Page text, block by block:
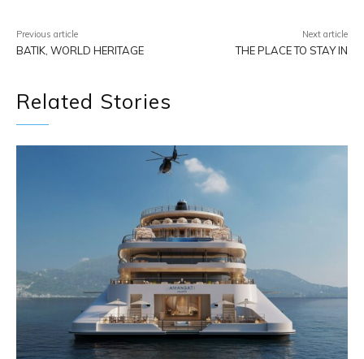
Previous article
BATIK, WORLD HERITAGE
Next article
THE PLACE TO STAY IN
Related Stories